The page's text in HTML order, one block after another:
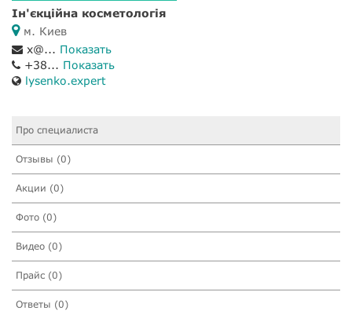
Ін'єкційна косметологія
м. Киев
x@... Показать
+38... Показать
lysenko.expert
Про специалиста
Отзывы (0)
Акции (0)
Фото (0)
Видео (0)
Прайс (0)
Ответы (0)